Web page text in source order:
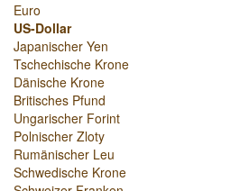
Euro
US-Dollar
Japanischer Yen
Tschechische Krone
Dänische Krone
Britisches Pfund
Ungarischer Forint
Polnischer Zloty
Rumänischer Leu
Schwedische Krone